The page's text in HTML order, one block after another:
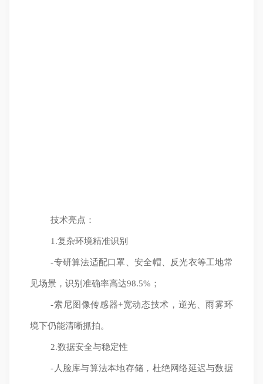
技术亮点：
1.复杂环境精准识别
-专研算法适配口罩、安全帽、反光衣等工地常
见场景，识别准确率高达98.5%；
-索尼图像传感器+宽动态技术，逆光、雨雾环
境下仍能清晰抓拍。
2.数据安全与稳定性
-人脸库与算法本地存储，杜绝网络延迟与数据